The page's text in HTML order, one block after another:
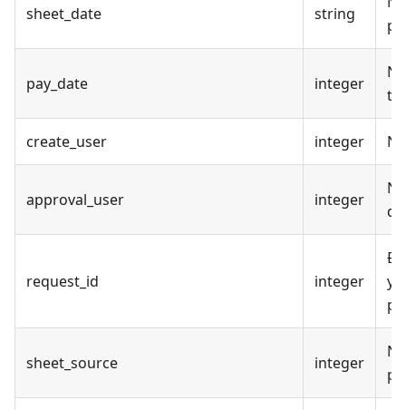
sheet_date string
pay_date integer
create_user integer
approval_user integer
request_id integer
sheet_source integer